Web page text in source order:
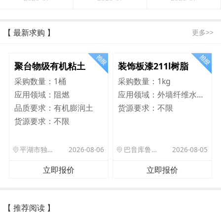
【 最新求购 】 更多>>
聚台物级有机粘土
采购数量： 1桶
应用领域： 阻燃
品质要求： 有机膨润土
货源要求： 不限
平湖市独山港镇集港路 589 号 2026-08-06
立即报价
装饰板漆211l树脂
采购数量： 1kg
应用领域：
外墙纤维水泥板
货源要求：不限
巴音库鲁提镇,托帕口岸六号库房 2026-08-05
立即报价
【 推荐阅读 】